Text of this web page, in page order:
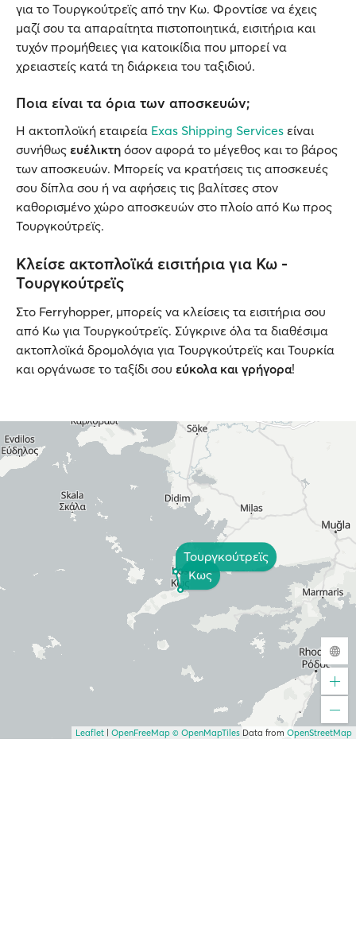
για το Τουργκούτρεϊς από την Κω. Φροντίσε να έχεις
μαζί σου τα απαραίτητα πιστοποιητικά, εισιτήρια και
τυχόν προμήθειες για κατοικίδια που μπορεί να
χρειαστείς κατά τη διάρκεια του ταξιδιού.
Ποια είναι τα όρια των αποσκευών;
Η ακτοπλοϊκή εταιρεία Exas Shipping Services είναι
συνήθως ευέλικτη όσον αφορά το μέγεθος και το βάρος
των αποσκευών. Μπορείς να κρατήσεις τις αποσκευές
σου δίπλα σου ή να αφήσεις τις βαλίτσες στον
καθορισμένο χώρο αποσκευών στο πλοίο από Κω προς
Τουργκούτρεϊς.
Κλείσε ακτοπλοϊκά εισιτήρια για Κω -
Τουργκούτρεϊς
Στο Ferryhopper, μπορείς να κλείσεις τα εισιτήρια σου
από Κω για Τουργκούτρεϊς. Σύγκρινε όλα τα διαθέσιμα
ακτοπλοϊκά δρομολόγια για Τουργκούτρεϊς και Τουρκία
και οργάνωσε το ταξίδι σου εύκολα και γρήγορα!
Κως
Τουργκούτρεϊς
Leaflet OpenFreeMap © OpenMapTiles Data from OpenStreetMap